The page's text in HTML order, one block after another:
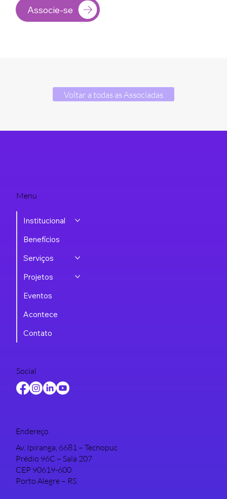
Voltar a todas as Associadas
Associe-se
Menu
Institucional
Benefícios
Serviços
Projetos
Eventos
Acontece
Contato
Social
Endereço
Av. Ipiranga, 6681 – Tecnopuc
Prédio 96C – Sala 207
CEP 90619-600
Porto Alegre – RS